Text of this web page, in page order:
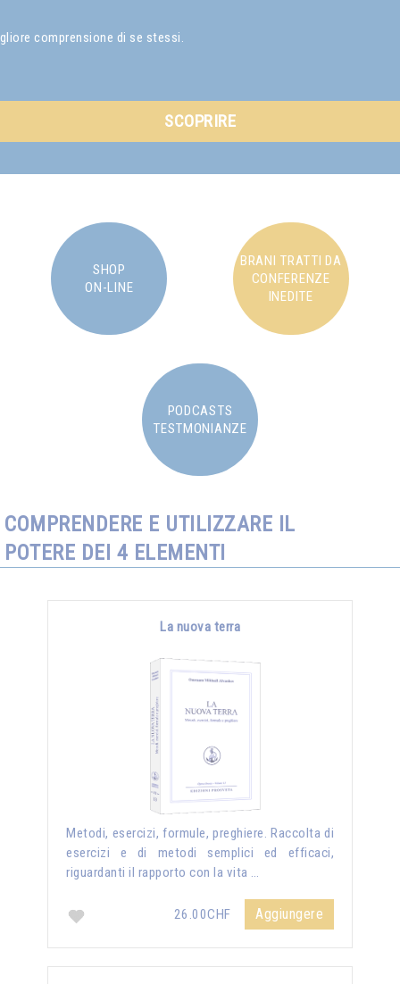
comprensione di se stessi.
SCOPRIRE
SHOP
ON-LINE
BRANI TRATTI DA
CONFERENZE
INEDITE
PODCASTS
TESTMONIANZE
COMPRENDERE E UTILIZZARE IL
POTERE DEI 4 ELEMENTI
La nuova terra
Metodi, esercizi, formule, preghiere. Raccolta di
esercizi e di metodi semplici ed efficaci,
riguardanti il rapporto con la vita …
26.00CHF Aggiungere